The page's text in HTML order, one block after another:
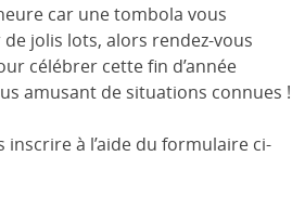
car une tombola vous
jolis lots, alors rendez-vous
célébrer cette fin d’année
amusant de situations connues !
inscrire à l’aide du formulaire ci-